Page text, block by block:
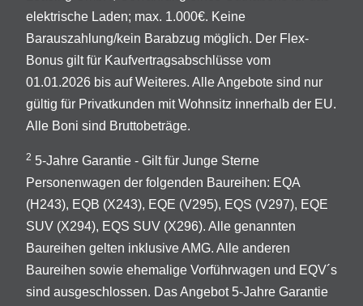
elektrische Laden; max. 1.000€. Keine
Barauszahlung/kein Barabzug möglich. Der Flex-
Bonus gilt für Kaufvertragsabschlüsse vom
01.01.2026 bis auf Weiteres. Alle Angebote sind nur
gültig für Privatkunden mit Wohnsitz innerhalb der EU.
Alle Boni sind Bruttobeträge.
2 5-Jahre Garantie - Gilt für Junge Sterne
Personenwagen der folgenden Baureihen: EQA
(H243), EQB (X243), EQE (V295), EQS (V297), EQE
SUV (X294), EQS SUV (X296). Alle genannten
Baureihen gelten inklusive AMG. Alle anderen
Baureihen sowie ehemalige Vorführwagen und EQV´s
sind ausgeschlossen. Das Angebot 5-Jahre Garantie